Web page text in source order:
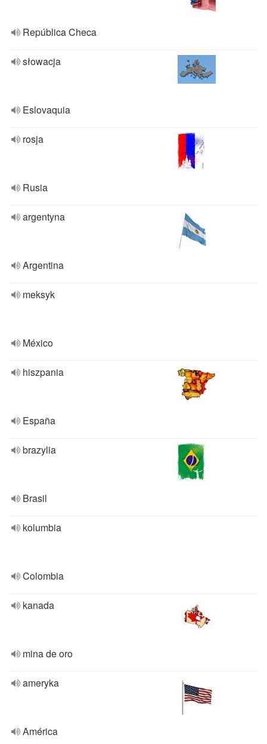
República Checa
słowacja
Eslovaquia
rosja
Rusia
argentyna
Argentina
meksyk
México
hiszpania
España
brazylia
Brasil
kolumbia
Colombia
kanada
mina de oro
ameryka
América